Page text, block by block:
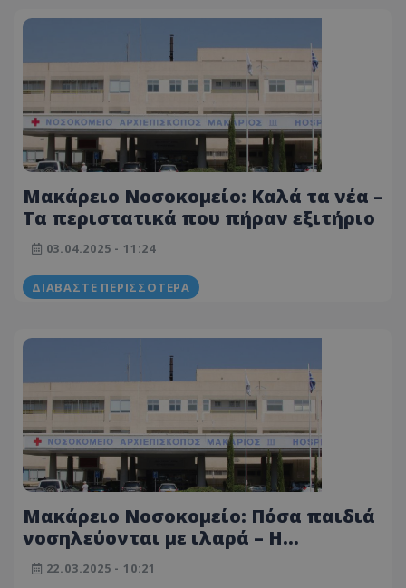
Μακάρειο Νοσοκομείο: Καλά τα νέα –
Τα περιστατικά που πήραν εξιτήριο
03.04.2025 - 11:24
ΔΙΑΒΆΣΤΕ ΠΕΡΙΣΣΌΤΕΡΑ
Μακάρειο Νοσοκομείο: Πόσα παιδιά
νοσηλεύονται με ιλαρά – Η
κατάσταση της υγείας τους
22.03.2025 - 10:21